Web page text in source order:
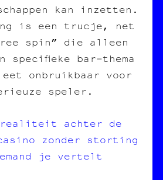
kan inzetten.
is een trucje, net
spin” die alleen
specifieke bar‑thema
onbruikbaar voor
speler.
realiteit achter de
zonder storting
je vertelt